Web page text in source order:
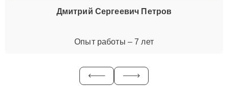
Дмитрий Сергеевич Петров
Опыт работы – 7 лет